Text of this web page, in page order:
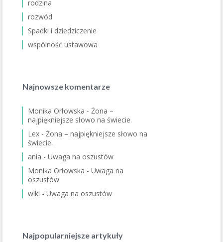
rodzina
rozwód
Spadki i dziedziczenie
wspólność ustawowa
Najnowsze komentarze
Monika Orłowska - Żona –
najpiękniejsze słowo na świecie.
Lex - Żona – najpiękniejsze słowo na
świecie.
ania - Uwaga na oszustów
Monika Orłowska - Uwaga na
oszustów
wiki - Uwaga na oszustów
Najpopularniejsze artykuły